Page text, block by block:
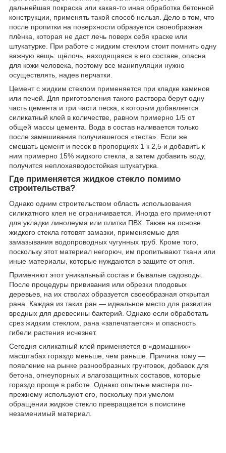
дальнейшая покраска или какая-то иная обработка бетонной
конструкции, применять такой способ нельзя. Дело в том, что
после пропитки на поверхности образуется своеобразная
плёнка, которая не даст лечь поверх себя краске или
штукатурке. При работе с жидким стеклом стоит помнить одну
важную вещь: щёлочь, находящаяся в его составе, опасна
для кожи человека, поэтому все манипуляции нужно
осуществлять, надев перчатки.
Цемент с жидким стеклом применяется при кладке каминов
или печей. Для приготовления такого раствора берут одну
часть цемента и три части песка, к которым добавляется
силикатный клей в количестве, равном примерно 1/5 от
общей массы цемента. Вода в состав наливается только
после замешивания получившегося «теста». Если же
смешать цемент и песок в пропорциях 1 к 2,5 и добавить к
ним примерно 15% жидкого стекла, а затем добавить воду,
получится неплохаяводостойкая штукатурка.
Где применяется жидкое стекло помимо
строительства?
Однако одним строительством область использования
силикатного клея не ограничивается. Иногда его применяют
для укладки линолеума или плитки ПВХ. Также на основе
жидкого стекла готовят замазки, применяемые для
замазывания водопроводных чугунных труб. Кроме того,
поскольку этот материал негорюч, им пропитывают ткани или
иные материалы, которые нуждаются в защите от огня.
Применяют этот уникальный состав и бывалые садоводы.
После процедуры прививания или обрезки плодовых
деревьев, на их стволах образуется своеобразная открытая
рана. Каждая из таких ран — идеальное место для развития
вредных для древесины бактерий. Однако если обработать
срез жидким стеклом, рана «запечатается» и опасность
гибели растения исчезнет.
Сегодня силикатный клей применяется в «домашних»
масштабах гораздо меньше, чем раньше. Причина тому —
появление на рынке разнообразных грунтовок, добавок для
бетона, огнеупорных и влагозащитных составов, которые
гораздо проще в работе. Однако опытные мастера по-
прежнему используют его, поскольку при умелом
обращении жидкое стекло превращается в поистине
незаменимый материал.